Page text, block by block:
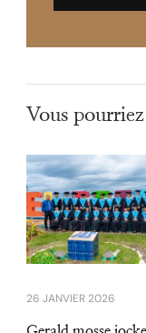
Vous
26 JANVIER 2026